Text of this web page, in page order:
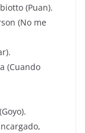
(Puan).
(No me
(Cuando